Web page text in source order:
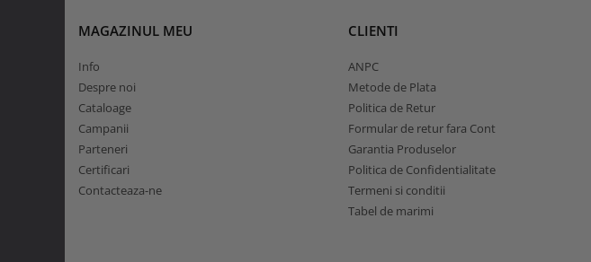
MAGAZINUL MEU
Info
Despre noi
Cataloage
Campanii
Parteneri
Certificari
Contacteaza-ne
CLIENTI
ANPC
Metode de Plata
Politica de Retur
Formular de retur fara Cont
Garantia Produselor
Politica de Confidentialitate
Termeni si conditii
Tabel de marimi